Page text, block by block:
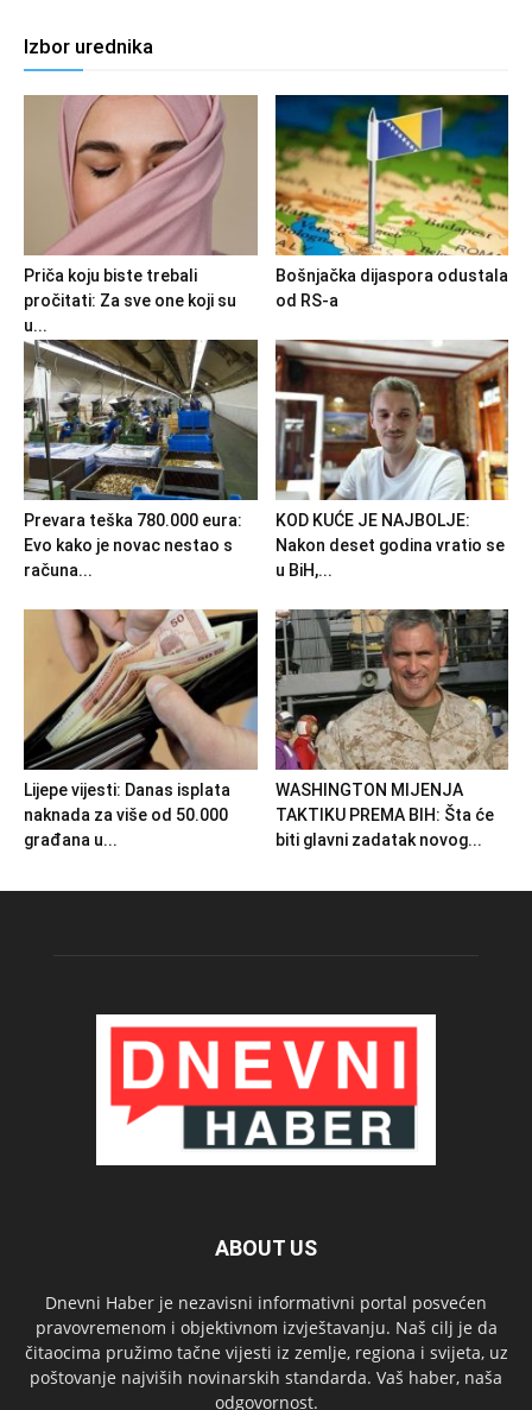
Izbor urednika
Priča koju biste trebali
pročitati: Za sve one koji su
u...
Bošnjačka dijaspora odustala
od RS-a
Prevara teška 780.000 eura:
Evo kako je novac nestao s
računa...
KOD KUĆE JE NAJBOLJE:
Nakon deset godina vratio se
u BiH,...
Lijepe vijesti: Danas isplata
naknada za više od 50.000
građana u...
WASHINGTON MIJENJA
TAKTIKU PREMA BIH: Šta će
biti glavni zadatak novog...
ABOUT US
Dnevni Haber je nezavisni informativni portal posvećen
pravovremenom i objektivnom izvještavanju. Naš cilj je da
čitaocima pružimo tačne vijesti iz zemlje, regiona i svijeta, uz
poštovanje najviših novinarskih standarda. Vaš haber, naša
odgovornost.